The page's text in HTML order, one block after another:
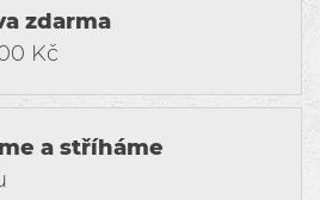
zdarma
Kč
a stříháme